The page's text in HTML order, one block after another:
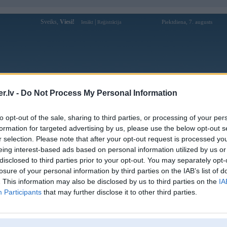
- Do Not Process My Personal Information
opt-out of the sale, sharing to third parties, or processing of your
for targeted advertising by us, please use the below opt-out
selection. Please note that after your opt-out request is processed
interest-based ads based on personal information utilized by us
to third parties prior to your opt-out. You may separately
of your personal information by third parties on the IAB’s list of
This information may also be disclosed by us to third parties on the
Participants that may further disclose it to other third parties.
Sveiks, Viesi! Ienākt Reģistrācija Piektdiena, 7. augusts
Forums Galerijas Reģistrācija Lietotāji
Lietotāja kubettaitv profils
Lietotājvārds:
kubettaitv
Ziņojumi forumā:
0
Pēdējie ziņojumi forumā